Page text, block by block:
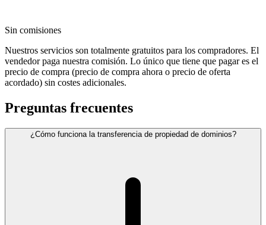
Sin comisiones
Nuestros servicios son totalmente gratuitos para los compradores. El
vendedor paga nuestra comisión. Lo único que tiene que pagar es el
precio de compra (precio de compra ahora o precio de oferta
acordado) sin costes adicionales.
Preguntas frecuentes
¿Cómo funciona la transferencia de propiedad de dominios?